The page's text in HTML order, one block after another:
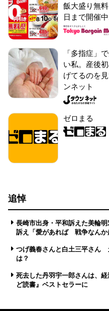
飯大盛り無
日まで開催中
「多指症」
い私。産後
げてるのを
ンネット
ゼロまる
追悼
長崎市出身・平和訴えた美輪
訴え「愛があれば 戦争なんか
つげ義春さんと白土三平さん
は？
死去した丹羽宇一郎さんは、
ど読書』ベストセラーに